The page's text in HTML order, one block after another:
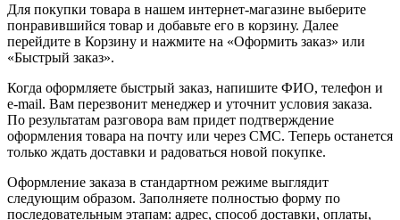
Для покупки товара в нашем интернет-магазине выберите
понравившийся товар и добавьте его в корзину. Далее
перейдите в Корзину и нажмите на «Оформить заказ» или
«Быстрый заказ».
Когда оформляете быстрый заказ, напишите ФИО, телефон и
e-mail. Вам перезвонит менеджер и уточнит условия заказа.
По результатам разговора вам придет подтверждение
оформления товара на почту или через СМС. Теперь останется
только ждать доставки и радоваться новой покупке.
Оформление заказа в стандартном режиме выглядит
следующим образом. Заполняете полностью форму по
последовательным этапам: адрес, способ доставки, оплаты,